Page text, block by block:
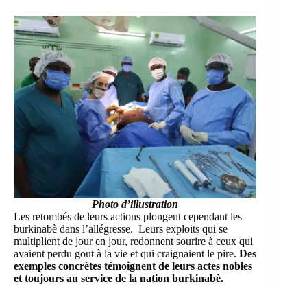
Photo d’illustration
Les retombés de leurs actions plongent cependant les
burkinabè dans l’allégresse. Leurs exploits qui se
multiplient de jour en jour, redonnent sourire à ceux qui
avaient perdu gout à la vie et qui craignaient le pire. Des
exemples concrètes témoignent de leurs actes nobles
et toujours au service de la nation burkinabè.